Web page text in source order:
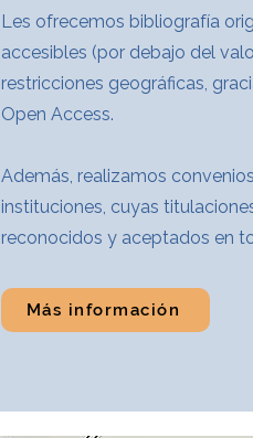
Les ofrecemos bibliografía
accesibles (por debajo del
restricciones geográficas,
Open Access.
Además, realizamos
instituciones, cuyas
reconocidos y aceptados en
Más información